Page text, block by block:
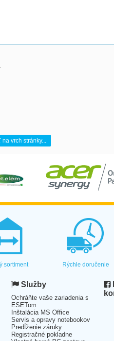
na vrch stránky...
sortiment Rýchle doručenie
Služby
Ochráňte vaše zariadenia s
ESETom
Inštalácia MS Office
Servis a opravy notebookov
Predĺženie záruky
Registračné pokladne